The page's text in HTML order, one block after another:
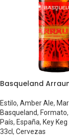
Basqueland
Estilo, Amber Ale,
Basqueland, Formato,
País, España, Key Keg
33cl, Cervezas